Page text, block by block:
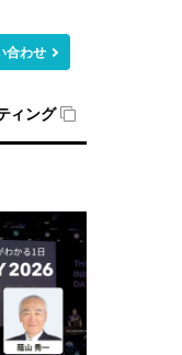
合わせ
ィング